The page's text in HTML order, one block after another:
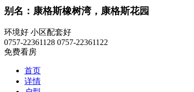
别名：康格斯橡树湾，康格斯花园
环境好 小区配套好
0757-22361128 0757-22361122
免费看房
首页
详情